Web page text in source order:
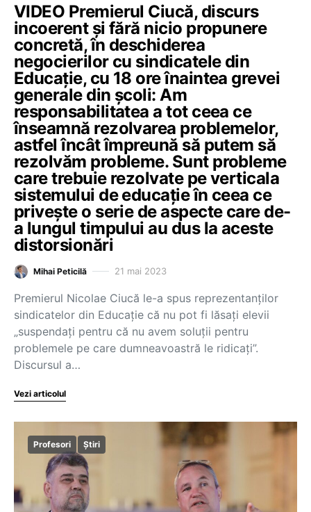
VIDEO Premierul Ciucă, discurs
incoerent și fără nicio propunere
concretă, în deschiderea
negocierilor cu sindicatele din
Educație, cu 18 ore înaintea grevei
generale din școli: Am
responsabilitatea a tot ceea ce
înseamnă rezolvarea problemelor,
astfel încât împreună să putem să
rezolvăm probleme. Sunt probleme
care trebuie rezolvate pe verticala
sistemului de educație în ceea ce
privește o serie de aspecte care de-
a lungul timpului au dus la aceste
distorsionări
Mihai Peticilă 21 mai 2023
Premierul Nicolae Ciucă le-a spus reprezentanților
sindicatelor din Educație că nu pot fi lăsați elevii
„suspendați pentru că nu avem soluții pentru
problemele pe care dumneavoastră le ridicați”.
Discursul a…
Vezi articolul
Profesori Știri